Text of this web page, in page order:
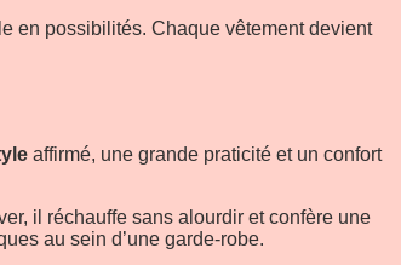
en possibilités. Chaque vêtement devient
affirmé, une grande praticité et un confort
il réchauffe sans alourdir et confère une
au sein d’une garde-robe.